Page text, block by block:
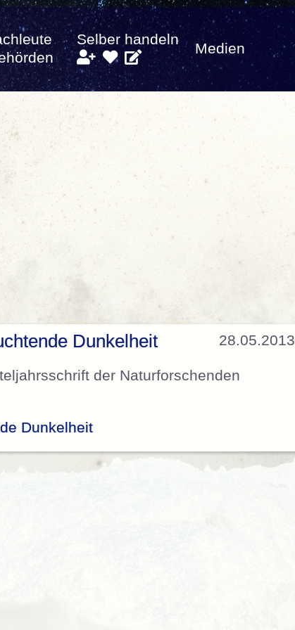
Selber handeln
Medien
28.05.2013
Dunkelheit
der Naturforschenden
Dunkelheit